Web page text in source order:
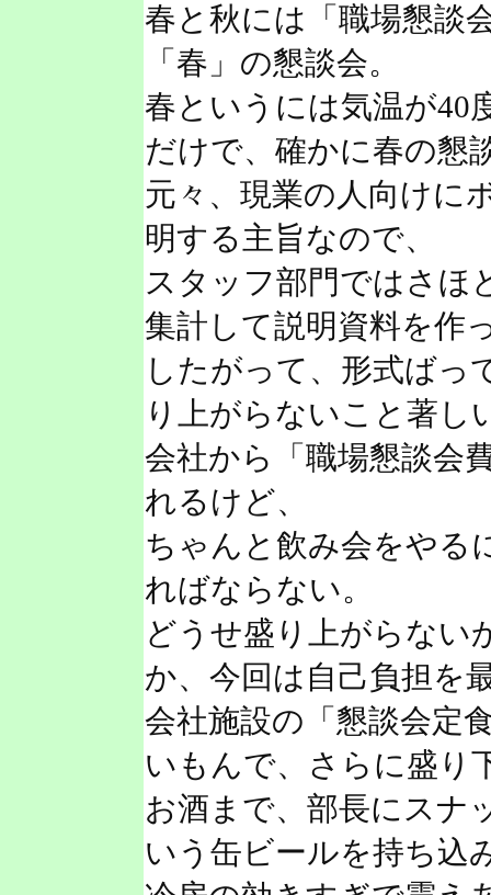
春と秋には「職場懇談
「春」の懇談会。
春というには気温が40
だけで、確かに春の懇
元々、現業の人向けに
明する主旨なので、
スタッフ部門ではさほ
集計して説明資料を作
したがって、形式ばっ
り上がらないこと著し
会社から「職場懇談会
れるけど、
ちゃんと飲み会をやる
ればならない。
どうせ盛り上がらない
か、今回は自己負担を
会社施設の「懇談会定
いもんで、さらに盛り
お酒まで、部長にスナ
いう缶ビールを持ち込